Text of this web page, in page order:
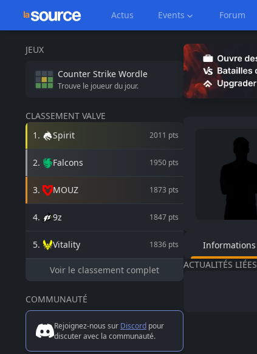
Actus Events Forum
JEUX
Counter Strike Wordle
Trouve le joueur du jour.
CLASSEMENT VALVE
1 . Spirit 2011 pts
2. Falcons 1950 pts
3. MOUZ 1873 pts
4. 9z 1847 pts
5. Vitality 1836 pts
Voir le classement complet
COMMUNAUTÉ
Rejoignez-nous sur Discord pour
discuter avec la communauté.
Informations
ACTUALITÉS LIÉES